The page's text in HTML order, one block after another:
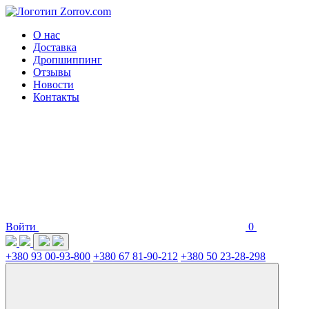
О нас
Доставка
Дропшиппинг
Отзывы
Новости
Контакты
Войти 0
+380 93 00-93-800 +380 67 81-90-212 +380 50 23-28-298